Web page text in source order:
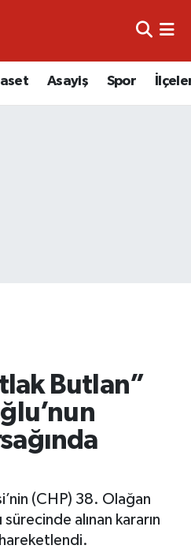
Asayiş Spor
Butlan”
(CHP) 38. Olağan
sürecinde alınan kararın
ve Fikstür